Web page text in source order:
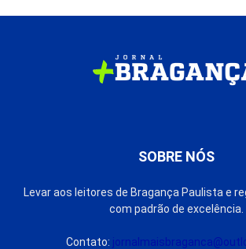
SOBRE NÓS
Levar aos leitores de Bragança Paulista e
com padrão de excelência.
Contato: